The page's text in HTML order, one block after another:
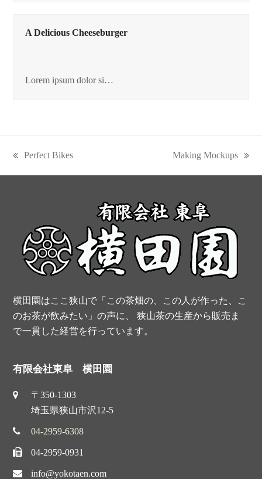
A Delicious Cheeseburger
Lorem ipsum dolor si…
post:
Perfect Bikes
post:
Making Mockups
横田園はここ狭山で「この茶畑の、この人が作った、こ
のお茶が飲みたい」の声に、 狭山茶の生産から販売ま
で一貫した経営を行っています。
有限会社東阜 横田園
〒350-1303
埼玉県狭山市沢12-5
04-2959-6308
04-2959-0931
info@yokotaen.com